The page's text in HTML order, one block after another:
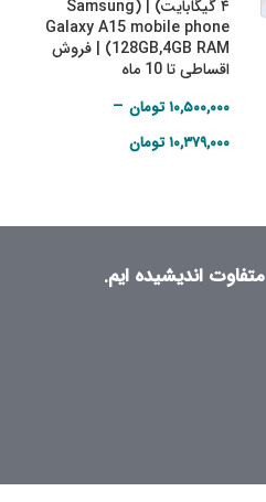
۴ گیگابایت) | (Samsung
Galaxy A15 mobile phone
(128GB,4GB RAM | فروش
اقساطی تا 10 ماه
۱۰,۵۰۰,۰۰۰تومان –
۱۰,۳۷۹,۰۰۰تومان
متفاوت اندیشیده ایم.